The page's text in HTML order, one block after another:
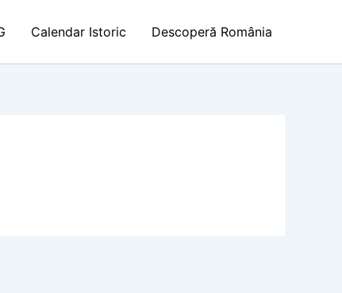
Calendar Istoric Descoperă România